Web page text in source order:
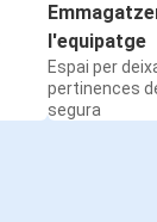
l'equipatge
Espai per
pertinences
segura